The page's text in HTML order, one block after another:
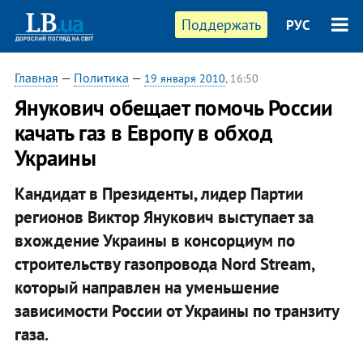
Поддержать РУС
Главная — Политика — 19 января 2010, 16:50
Янукович обещает помочь России
качать газ в Европу в обход
Украины
Кандидат в Президенты, лидер Партии
регионов Виктор Янукович выступает за
вхождение Украины в консорциум по
строительству газопровода Nord Stream,
который направлен на уменьшение
зависимости России от Украины по транзиту
газа.